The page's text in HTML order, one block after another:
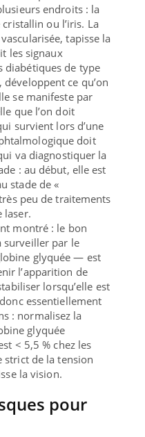
endroits : la
ou l’iris. La
tapisse la
les signaux
diabétiques de type
ce qu’on
se manifeste par
que l’on doit
survient lors d’une
doit
va diagnostiquer la
: au début, elle est
stade de «
peu de traitements
laser.
montré : le bon
surveiller par le
glyquée — est
l’apparition de
lorsqu’elle est
essentiellement
: normalisez la
glyquée
< 5,5 % chez les
strict de la tension
la vision.
pour